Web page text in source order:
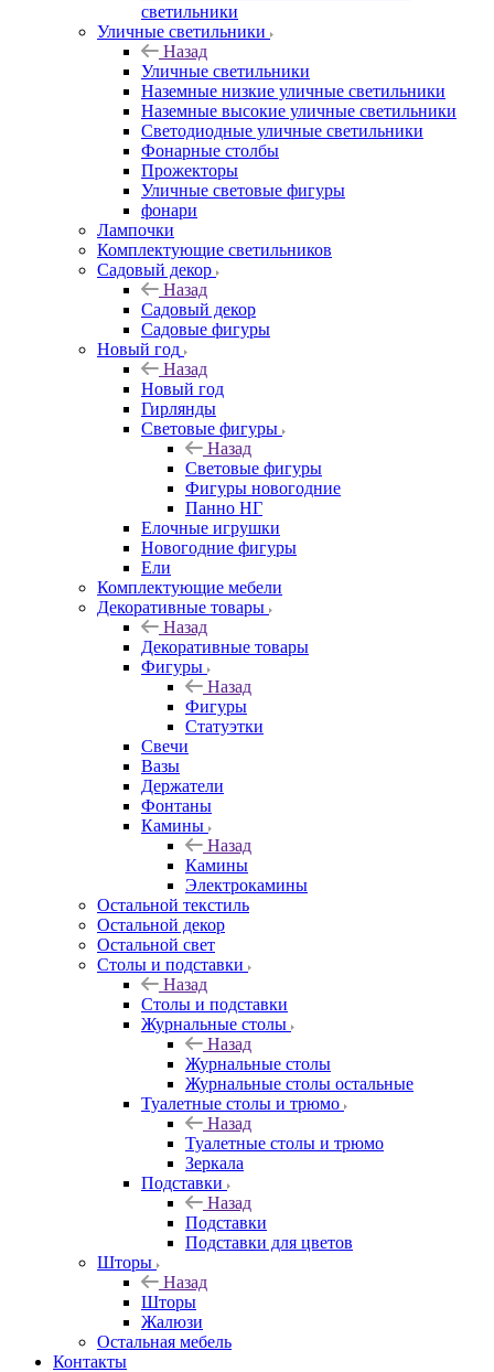
светильники
Уличные светильники
Назад
Уличные светильники
Наземные низкие уличные светильники
Наземные высокие уличные светильники
Светодиодные уличные светильники
Фонарные столбы
Прожекторы
Уличные световые фигуры
фонари
Лампочки
Комплектующие светильников
Садовый декор
Назад
Садовый декор
Садовые фигуры
Новый год
Назад
Новый год
Гирлянды
Световые фигуры
Назад
Световые фигуры
Фигуры новогодние
Панно НГ
Елочные игрушки
Новогодние фигуры
Ели
Комплектующие мебели
Декоративные товары
Назад
Декоративные товары
Фигуры
Назад
Фигуры
Статуэтки
Свечи
Вазы
Держатели
Фонтаны
Камины
Назад
Камины
Электрокамины
Остальной текстиль
Остальной декор
Остальной свет
Столы и подставки
Назад
Столы и подставки
Журнальные столы
Назад
Журнальные столы
Журнальные столы остальные
Туалетные столы и трюмо
Назад
Туалетные столы и трюмо
Зеркала
Подставки
Назад
Подставки
Подставки для цветов
Шторы
Назад
Шторы
Жалюзи
Остальная мебель
Контакты